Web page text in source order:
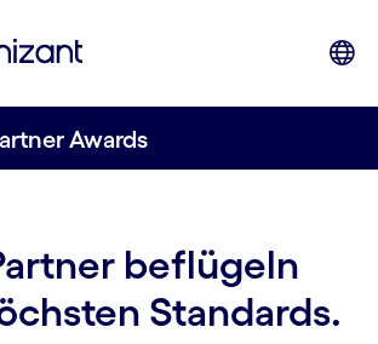
Awards
beflügeln
Standards.